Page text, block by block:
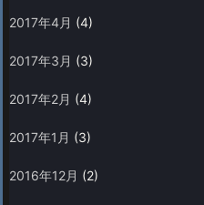
2017年4月 (4)
2017年3月 (3)
2017年2月 (4)
2017年1月 (3)
2016年12月 (2)